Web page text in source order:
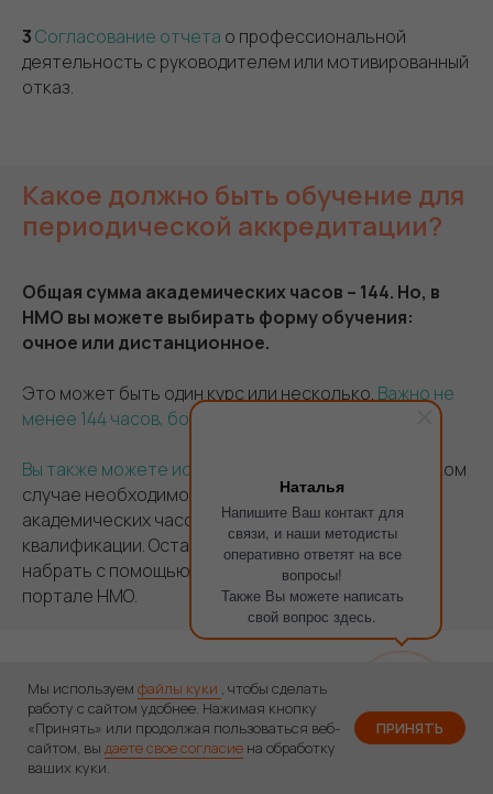
Наталья
Напишите Ваш контакт для
связи, и наши методисты
оперативно ответят на все
вопросы!
Также Вы можете написать
свой вопрос здесь.
3Согласование отчета о профессиональной
деятельность с руководителем или мотивированный
отказ.
Какое должно быть обучение для
периодической аккредитации?
Общая сумма академических часов – 144. Но, в
НМО вы можете выбирать форму обучения:
очное или дистанционное.
Это может быть один курс или несколько. Важно не
менее 144 часов, больше возможно.
Вы также можете использовать портал НМО
. В таком
случае необходимо набрать не менее 72
академических часов программами повышения
квалификации. Остальное, до 144, необходимо
набрать с помощью вебинаров или тестов на
портале НМО.
Согласование отчета о профессиональной
деятельности с руководителем
Мы используем файлы куки , чтобы сделать
работу с сайтом удобнее. Нажимая кнопку
«Принять» или продолжая пользоваться веб-
сайтом, вы даете свое согласие на обработку
ваших куки.
ПРИНЯТЬ